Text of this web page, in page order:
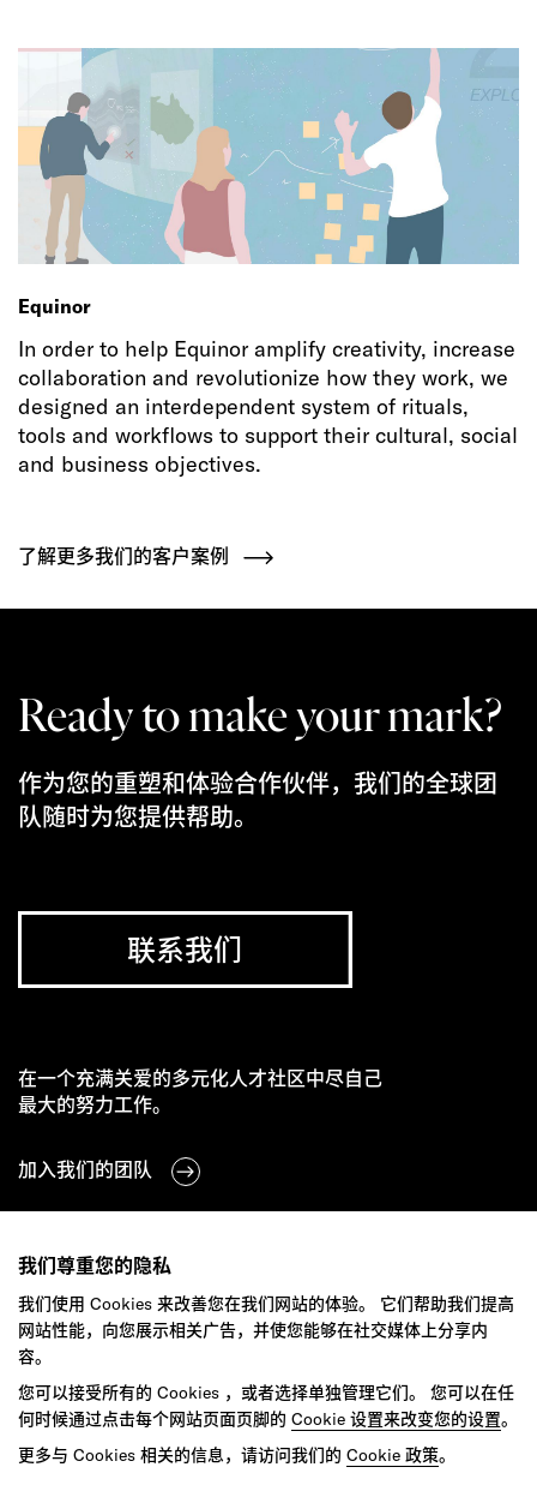
Equinor
In order to help Equinor amplify creativity, increase
collaboration and revolutionize how they work, we
designed an interdependent system of rituals,
tools and workflows to support their cultural, social
and business objectives.
了解更多我们的客户案例
我们尊重您的隐私
我们使用 Cookies 来改善您在我们网站的体验。 它们帮助我们提高
网站性能，向您展示相关广告，并使您能够在社交媒体上分享内
容。
您可以接受所有的 Cookies ，或者选择单独管理它们。 您可以在任
何时候通过点击每个网站页面页脚的 Cookie 设置来改变您的设置。
更多与 Cookies 相关的信息，请访问我们的 Cookie 政策。
Ready to make your mark?
作为您的重塑和体验合作伙伴，我们的全球团
队随时为您提供帮助。
联系我们
在一个充满关爱的多元化人才社区中尽自己
最大的努力工作。
加入我们的团队
Studios Culture